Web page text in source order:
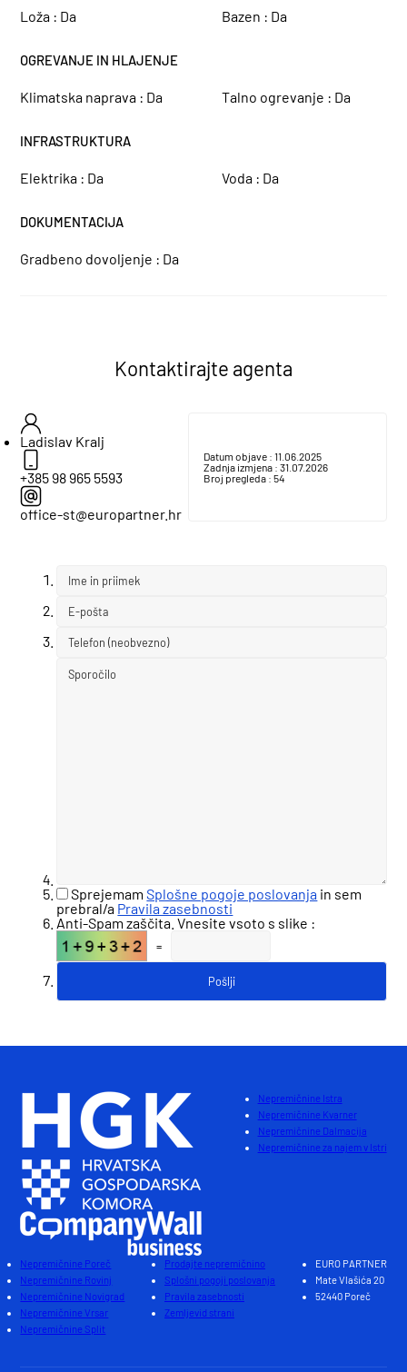
Loža : Da Bazen : Da
OGREVANJE IN HLAJENJE
Klimatska naprava : Da Talno ogrevanje : Da
INFRASTRUKTURA
Elektrika : Da Voda : Da
DOKUMENTACIJA
Gradbeno dovoljenje : Da
Kontaktirajte agenta
Ladislav Kralj
+385 98 965 5593
office-st@europartner.hr
Datum objave : 11.06.2025
Zadnja izmjena : 31.07.2026
Broj pregleda : 54
SprejemamSplošne pogoje poslovanja in sem
prebral/a Pravila zasebnosti
Anti-Spam zaščita. Vnesite vsoto s slike :
=
Nepremičnine Istra
Nepremičnine Kvarner
Nepremičnine Dalmacija
Nepremičnine za najem v Istri
Nepremičnine Poreč
Nepremičnine Rovinj
Nepremičnine Novigrad
Nepremičnine Vrsar
Nepremičnine Split
Prodajte nepremičnino
Splošni pogoji poslovanja
Pravila zasebnosti
Zemljevid strani
EURO PARTNER
Mate Vlašića 20
52440 Poreč